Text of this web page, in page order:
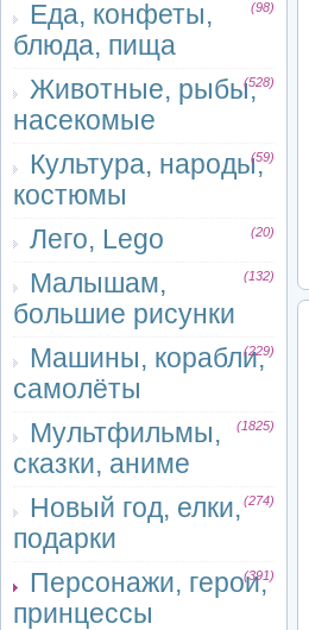
Еда, конфеты,
блюда, пища
(98)
Животные, рыбы,
насекомые
(528)
Культура, народы,
костюмы
(59)
Лего, Lego (20)
Малышам,
большие рисунки
(132)
Машины, корабли,
самолёты
(229)
Мультфильмы,
сказки, аниме
(1825)
Новый год, елки,
подарки
(274)
Персонажи, герои,
принцессы
(391)